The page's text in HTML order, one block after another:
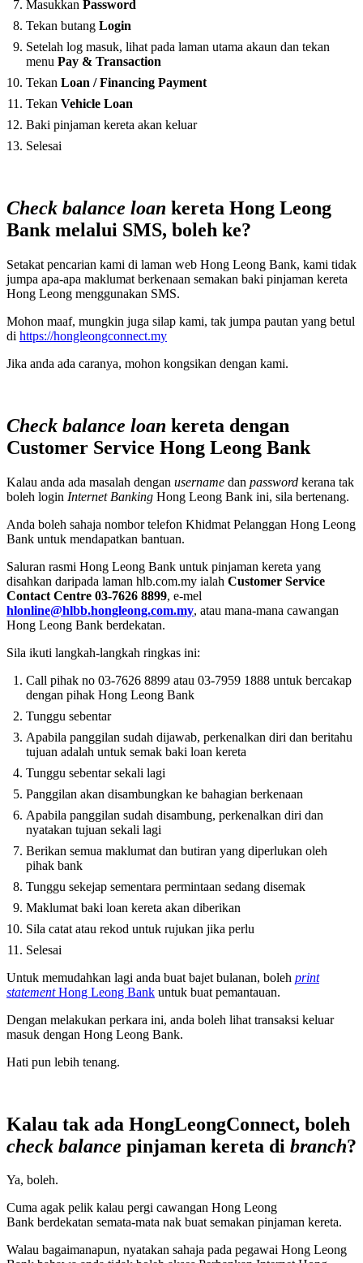
Masukkan Password
Tekan butang Login
Setelah log masuk, lihat pada laman utama akaun dan tekan
menu Pay & Transaction
Tekan Loan / Financing Payment
Tekan Vehicle Loan
Baki pinjaman kereta akan keluar
Selesai
Check balance loan kereta Hong Leong
Bank melalui SMS, boleh ke?
Setakat pencarian kami di laman web Hong Leong Bank, kami tidak
jumpa apa-apa maklumat berkenaan semakan baki pinjaman kereta
Hong Leong menggunakan SMS.
Mohon maaf, mungkin juga silap kami, tak jumpa pautan yang betul
di https://hongleongconnect.my
Jika anda ada caranya, mohon kongsikan dengan kami.
Check balance loan kereta dengan
Customer Service Hong Leong Bank
Kalau anda ada masalah dengan username dan password kerana tak
boleh login Internet Banking Hong Leong Bank ini, sila bertenang.
Anda boleh sahaja nombor telefon Khidmat Pelanggan Hong Leong
Bank untuk mendapatkan bantuan.
Saluran rasmi Hong Leong Bank untuk pinjaman kereta yang
disahkan daripada laman hlb.com.my ialah Customer Service
Contact Centre 03-7626 8899, e-mel
hlonline@hlbb.hongleong.com.my, atau mana-mana cawangan
Hong Leong Bank berdekatan.
Sila ikuti langkah-langkah ringkas ini:
Call pihak no 03-7626 8899 atau 03-7959 1888 untuk bercakap
dengan pihak Hong Leong Bank
Tunggu sebentar
Apabila panggilan sudah dijawab, perkenalkan diri dan beritahu
tujuan adalah untuk semak baki loan kereta
Tunggu sebentar sekali lagi
Panggilan akan disambungkan ke bahagian berkenaan
Apabila panggilan sudah disambung, perkenalkan diri dan
nyatakan tujuan sekali lagi
Berikan semua maklumat dan butiran yang diperlukan oleh
pihak bank
Tunggu sekejap sementara permintaan sedang disemak
Maklumat baki loan kereta akan diberikan
Sila catat atau rekod untuk rujukan jika perlu
Selesai
Untuk memudahkan lagi anda buat bajet bulanan, boleh print
statementHong Leong Bank untuk buat pemantauan.
Dengan melakukan perkara ini, anda boleh lihat transaksi keluar
masuk dengan Hong Leong Bank.
Hati pun lebih tenang.
Kalau tak ada HongLeongConnect, boleh
check balance pinjaman kereta di branch?
Ya, boleh.
Cuma agak pelik kalau pergi cawangan Hong Leong
Bank berdekatan semata-mata nak buat semakan pinjaman kereta.
Walau bagaimanapun, nyatakan sahaja pada pegawai Hong Leong